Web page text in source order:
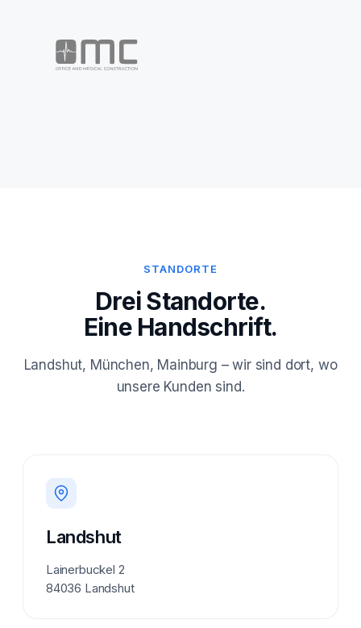
STANDORTE
Drei Standorte.
Eine Handschrift.
Landshut, München, Mainburg – wir sind dort, wo
unsere Kunden sind.
Landshut
Lainerbuckel 2
84036 Landshut